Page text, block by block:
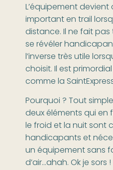
L’équipement devient
important en trail
distance. Il ne fait
se révéler
l’inverse très utile
choisit. Il est
comme la
Pourquoi ? Tout
deux éléments qui en
le froid et la nuit sont
handicapants et
un équipement sans
d’air…ahah. Ok je sors !